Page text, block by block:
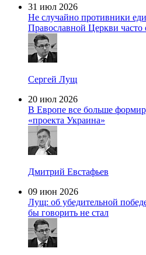
31 июл 2026
Не случайно противники
Православной Церкви
Сергей Лущ
20 июл 2026
В Европе все больше
«проекта Украина»
Дмитрий Евстафьев
09 июн 2026
Лущ: об убедительной
бы говорить не стал